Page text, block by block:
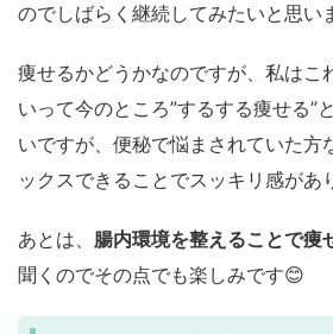
のでしばらく継続してみたいと思い
痩せるかどうかなのですが、私はこ
いって今のところ”するする痩せる”
いですが、便秘で悩まされていた方
ックスできることでスッキリ感があ
あとは、 腸内環境を整えることで痩
聞くのでその点でも楽しみです😊